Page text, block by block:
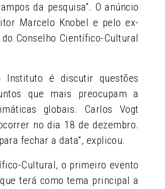
da pesquisa”. O anúncio
Marcelo Knobel e pelo ex-
Conselho Científico-Cultural
Instituto é discutir questões
que mais preocupam a
globais. Carlos Vogt
no dia 18 de dezembro.
fechar a data”, explicou.
Cultural, o primeiro evento
terá como tema principal a